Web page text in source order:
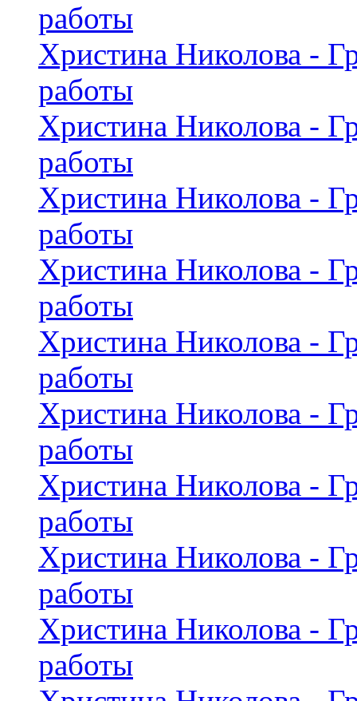
работы
Христина Николова -
работы
Христина Николова -
работы
Христина Николова -
работы
Христина Николова -
работы
Христина Николова -
работы
Христина Николова -
работы
Христина Николова -
работы
Христина Николова -
работы
Христина Николова -
работы